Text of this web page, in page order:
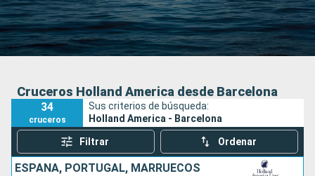
Buscar
Cruceros Holland America desde Barcelona
34
cruceros
Sus criterios de búsqueda:
Holland America - Barcelona
Filtrar Ordenar
ESPAÑA, PORTUGAL, MARRUECOS